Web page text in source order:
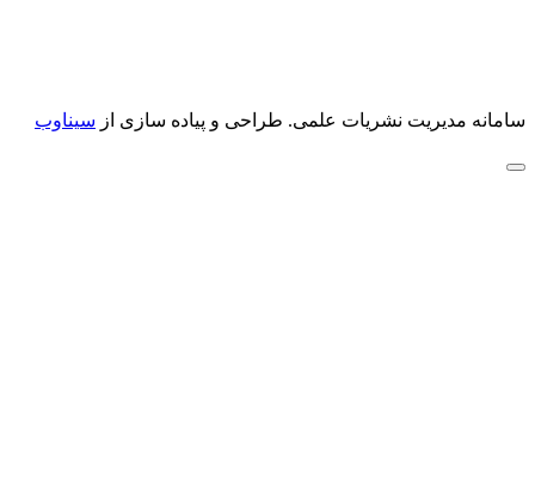
سامانه مدیریت نشریات علمی. طراحی و پیاده سازی از سیناوب